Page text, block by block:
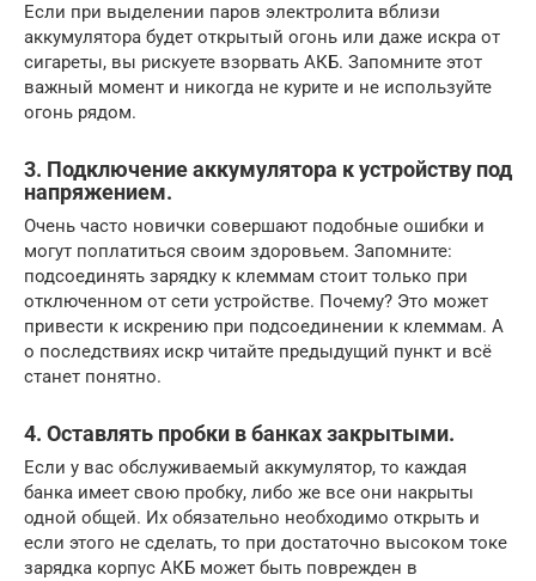
Если при выделении паров электролита вблизи
аккумулятора будет открытый огонь или даже искра от
сигареты, вы рискуете взорвать АКБ. Запомните этот
важный момент и никогда не курите и не используйте
огонь рядом.
3. Подключение аккумулятора к устройству под
напряжением.
Очень часто новички совершают подобные ошибки и
могут поплатиться своим здоровьем. Запомните:
подсоединять зарядку к клеммам стоит только при
отключенном от сети устройстве. Почему? Это может
привести к искрению при подсоединении к клеммам. А
о последствиях искр читайте предыдущий пункт и всё
станет понятно.
4. Оставлять пробки в банках закрытыми.
Если у вас обслуживаемый аккумулятор, то каждая
банка имеет свою пробку, либо же все они накрыты
одной общей. Их обязательно необходимо открыть и
если этого не сделать, то при достаточно высоком токе
зарядка корпус АКБ может быть поврежден в